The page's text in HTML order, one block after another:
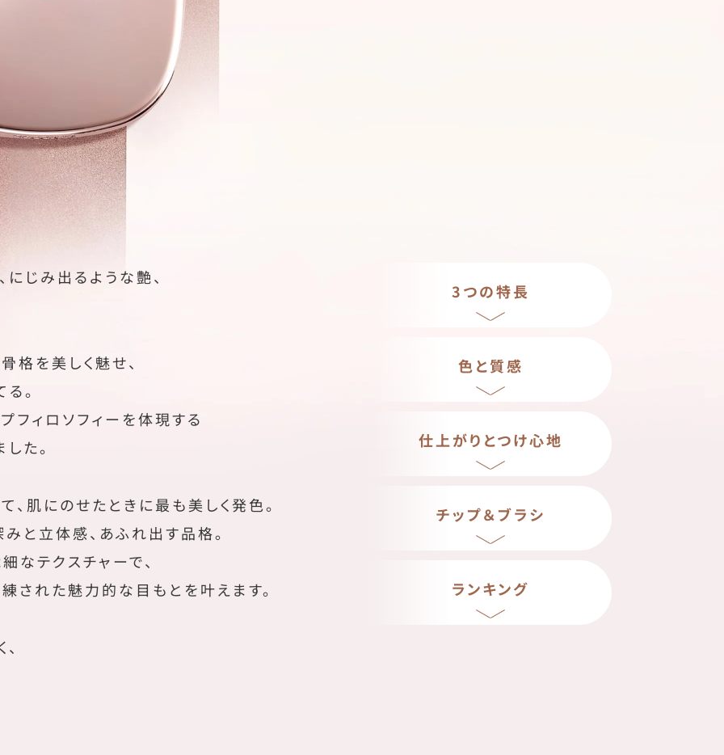
じみ出るような艶、
格を美しく魅せ、
。
フィロソフィーを体現する
た。
、肌にのせたときに最も美しく発色。
と立体感、あふれ出す品格。
なテクスチャーで、
された魅力的な目もとを叶えます。
3つの特長
色と質感
仕上がりとつけ心地
チップ＆ブラシ
ランキング